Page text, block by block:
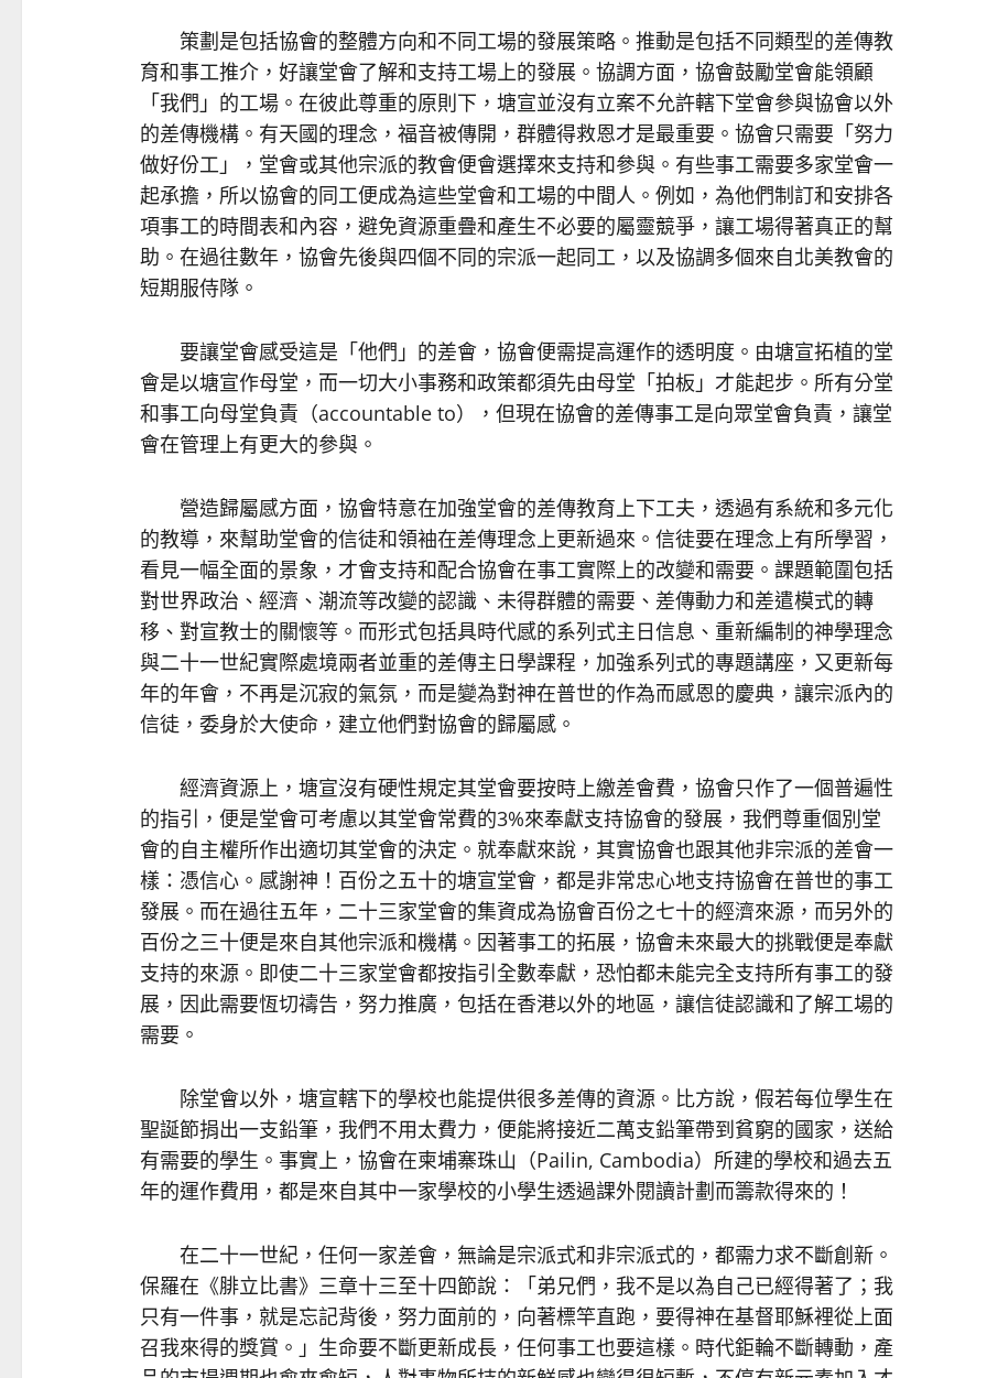
策劃是包括協會的整體方向和不同工場的發展策略。推動是包括不同類型的差傳教
育和事工推介，好讓堂會了解和支持工場上的發展。協調方面，協會鼓勵堂會能領顧
「我們」的工場。在彼此尊重的原則下，塘宣並沒有立案不允許轄下堂會參與協會以外
的差傳機構。有天國的理念，福音被傳開，群體得救恩才是最重要。協會只需要「努力
做好份工」，堂會或其他宗派的教會便會選擇來支持和參與。有些事工需要多家堂會一
起承擔，所以協會的同工便成為這些堂會和工場的中間人。例如，為他們制訂和安排各
項事工的時間表和內容，避免資源重疊和產生不必要的屬靈競爭，讓工場得著真正的幫
助。在過往數年，協會先後與四個不同的宗派一起同工，以及協調多個來自北美教會的
短期服侍隊。
要讓堂會感受這是「他們」的差會，協會便需提高運作的透明度。由塘宣拓植的堂
會是以塘宣作母堂，而一切大小事務和政策都須先由母堂「拍板」才能起步。所有分堂
和事工向母堂負責（accountable to），但現在協會的差傳事工是向眾堂會負責，讓堂
會在管理上有更大的參與。
營造歸屬感方面，協會特意在加強堂會的差傳教育上下工夫，透過有系統和多元化
的教導，來幫助堂會的信徒和領袖在差傳理念上更新過來。信徒要在理念上有所學習，
看見一幅全面的景象，才會支持和配合協會在事工實際上的改變和需要。課題範圍包括
對世界政治、經濟、潮流等改變的認識、未得群體的需要、差傳動力和差遣模式的轉
移、對宣教士的關懷等。而形式包括具時代感的系列式主日信息、重新編制的神學理念
與二十一世紀實際處境兩者並重的差傳主日學課程，加強系列式的專題講座，又更新每
年的年會，不再是沉寂的氣氛，而是變為對神在普世的作為而感恩的慶典，讓宗派內的
信徒，委身於大使命，建立他們對協會的歸屬感。
經濟資源上，塘宣沒有硬性規定其堂會要按時上繳差會費，協會只作了一個普遍性
的指引，便是堂會可考慮以其堂會常費的3%來奉獻支持協會的發展，我們尊重個別堂
會的自主權所作出適切其堂會的決定。就奉獻來說，其實協會也跟其他非宗派的差會一
樣：憑信心。感謝神！百份之五十的塘宣堂會，都是非常忠心地支持協會在普世的事工
發展。而在過往五年，二十三家堂會的集資成為協會百份之七十的經濟來源，而另外的
百份之三十便是來自其他宗派和機構。因著事工的拓展，協會未來最大的挑戰便是奉獻
支持的來源。即使二十三家堂會都按指引全數奉獻，恐怕都未能完全支持所有事工的發
展，因此需要恆切禱告，努力推廣，包括在香港以外的地區，讓信徒認識和了解工場的
需要。
除堂會以外，塘宣轄下的學校也能提供很多差傳的資源。比方說，假若每位學生在
聖誕節捐出一支鉛筆，我們不用太費力，便能將接近二萬支鉛筆帶到貧窮的國家，送給
有需要的學生。事實上，協會在柬埔寨珠山（Pailin, Cambodia）所建的學校和過去五
年的運作費用，都是來自其中一家學校的小學生透過課外閱讀計劃而籌款得來的！
在二十一世紀，任何一家差會，無論是宗派式和非宗派式的，都需力求不斷創新。
保羅在《腓立比書》三章十三至十四節說：「弟兄們，我不是以為自己已經得著了；我
只有一件事，就是忘記背後，努力面前的，向著標竿直跑，要得神在基督耶穌裡從上面
召我來得的獎賞。」生命要不斷更新成長，任何事工也要這樣。時代鉅輪不斷轉動，產